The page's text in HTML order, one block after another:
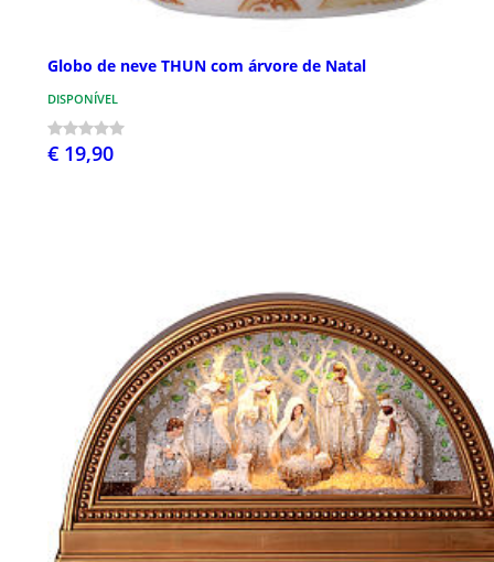
Globo de neve THUN com árvore de Natal
DISPONÍVEL
€ 19,90